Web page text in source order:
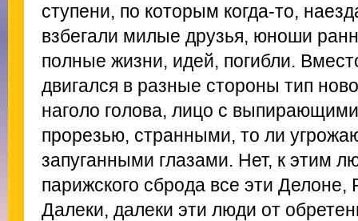
ступени, по которым когда-то,
взбегали милые друзья, юноши
полные жизни, идей, погибли.
двигался в разные стороны тип
наголо голова, лицо с
прорезью, странными, то ли
запуганными глазами. Нет, к этим
парижского сброда все эти
Далеки, далеки эти люди от